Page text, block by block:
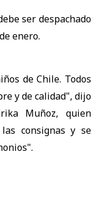
ser despachado
enero.
de Chile. Todos
y de calidad", dijo
Muñoz, quien
consignas y se